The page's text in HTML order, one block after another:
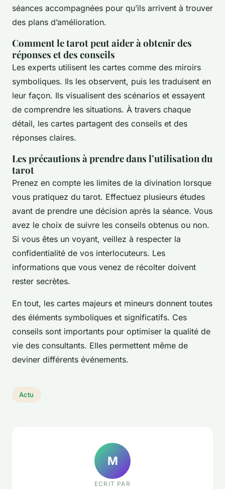
séances accompagnées pour qu’ils arrivent à trouver
des plans d’amélioration.
Comment le tarot peut aider à obtenir des
réponses et des conseils
Les experts utilisent les cartes comme des miroirs
symboliques. Ils les observent, puis les traduisent en
leur façon. Ils visualisent des scénarios et essayent
de comprendre les situations. À travers chaque
détail, les cartes partagent des conseils et des
réponses claires.
Les précautions à prendre dans l’utilisation du
tarot
Prenez en compte les limites de la divination lorsque
vous pratiquez du tarot. Effectuez plusieurs études
avant de prendre une décision après la séance. Vous
avez le choix de suivre les conseils obtenus ou non.
Si vous êtes un voyant, veillez à respecter la
confidentialité de vos interlocuteurs. Les
informations que vous venez de récolter doivent
rester secrètes.
En tout, les cartes majeurs et mineurs donnent toutes
des éléments symboliques et significatifs. Ces
conseils sont importants pour optimiser la qualité de
vie des consultants. Elles permettent même de
deviner différents événements.
Actu
M
ECRIT PAR